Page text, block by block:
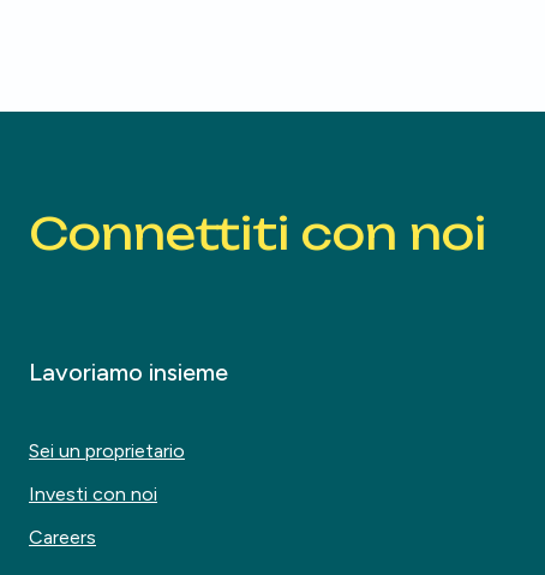
Connettiti con noi
Lavoriamo insieme
Sei un proprietario
Investi con noi
Careers